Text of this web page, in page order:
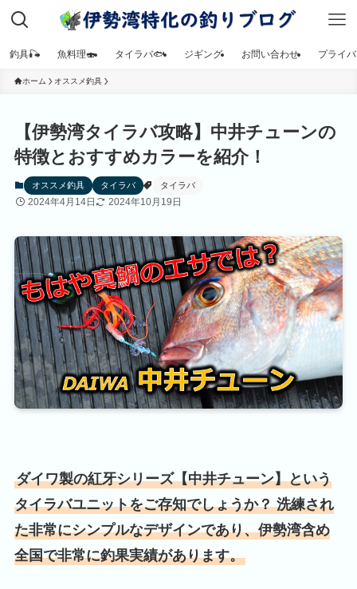
釣具🎣 魚料理🍣 タイラバ🐟 ジギング お問い合わせ プライ
ホーム オススメ釣具
【伊勢湾タイラバ攻略】中井チューンの
特徴とおすすめカラーを紹介！
オススメ釣具 タイラバ タイラバ
2024年4月14日 2024年10月19日
ダイワ製の紅牙シリーズ【中井チューン】という
タイラバユニットをご存知でしょうか？ 洗練され
た非常にシンプルなデザインであり、伊勢湾含め
全国で非常に釣果実績があります。